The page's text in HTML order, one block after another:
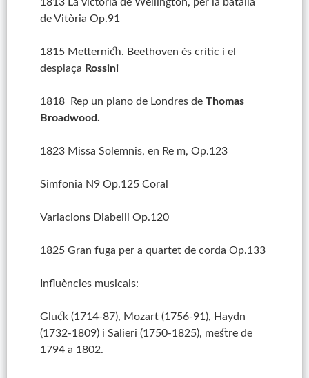
de Vitòria Op.91
1815 Metternich. Beethoven és crític i el
desplaça Rossini
1818 Rep un piano de Londres de Thomas
Broadwood.
1823 Missa Solemnis, en Re m, Op.123
Simfonia N9 Op.125 Coral
Variacions Diabelli Op.120
1825 Gran fuga per a quartet de corda Op.133
Influències musicals:
Gluck (1714-87), Mozart (1756-91), Haydn
(1732-1809) i Salieri (1750-1825), mestre de
1794 a 1802.